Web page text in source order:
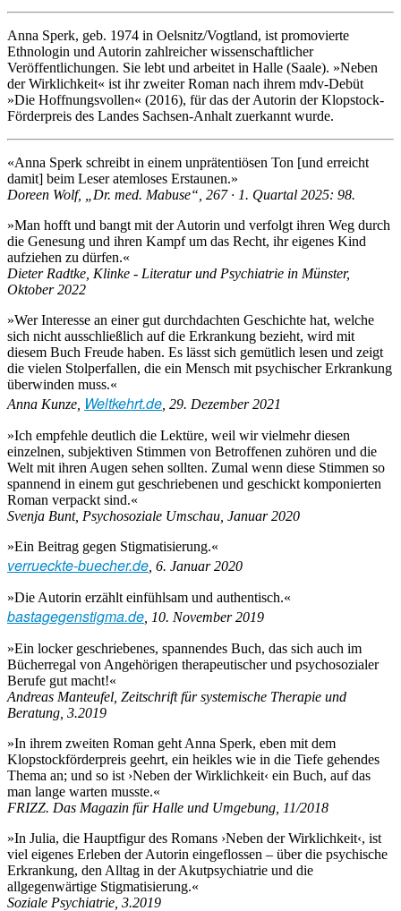
Anna Sperk, geb. 1974 in Oelsnitz/Vogtland, ist promovierte
Ethnologin und Autorin zahlreicher wissenschaftlicher
Veröffentlichungen. Sie lebt und arbeitet in Halle (Saale). »Neben
der Wirklichkeit« ist ihr zweiter Roman nach ihrem mdv-Debüt
»Die Hoffnungsvollen« (2016), für das der Autorin der Klopstock-
Förderpreis des Landes Sachsen-Anhalt zuerkannt wurde.
«Anna Sperk schreibt in einem unprätentiösen Ton [und erreicht
damit] beim Leser atemloses Erstaunen.»
Doreen Wolf, „Dr. med. Mabuse“, 267 · 1. Quartal 2025: 98.
»Man hofft und bangt mit der Autorin und verfolgt ihren Weg durch
die Genesung und ihren Kampf um das Recht, ihr eigenes Kind
aufziehen zu dürfen.«
Dieter Radtke, Klinke - Literatur und Psychiatrie in Münster,
Oktober 2022
»Wer Interesse an einer gut durchdachten Geschichte hat, welche
sich nicht ausschließlich auf die Erkrankung bezieht, wird mit
diesem Buch Freude haben. Es lässt sich gemütlich lesen und zeigt
die vielen Stolperfallen, die ein Mensch mit psychischer Erkrankung
überwinden muss.«
Anna Kunze, Weltkehrt.de , 29. Dezember 2021
»Ich empfehle deutlich die Lektüre, weil wir vielmehr diesen
einzelnen, subjektiven Stimmen von Betroffenen zuhören und die
Welt mit ihren Augen sehen sollten. Zumal wenn diese Stimmen so
spannend in einem gut geschriebenen und geschickt komponierten
Roman verpackt sind.«
Svenja Bunt, Psychosoziale Umschau, Januar 2020
»Ein Beitrag gegen Stigmatisierung.«
verrueckte-buecher.de , 6. Januar 2020
»Die Autorin erzählt einfühlsam und authentisch.«
bastagegenstigma.de , 10. November 2019
»Ein locker geschriebenes, spannendes Buch, das sich auch im
Bücherregal von Angehörigen therapeutischer und psychosozialer
Berufe gut macht!«
Andreas Manteufel, Zeitschrift für systemische Therapie und
Beratung, 3.2019
»In ihrem zweiten Roman geht Anna Sperk, eben mit dem
Klopstockförderpreis geehrt, ein heikles wie in die Tiefe gehendes
Thema an; und so ist ›Neben der Wirklichkeit‹ ein Buch, auf das
man lange warten musste.«
FRIZZ. Das Magazin für Halle und Umgebung , 11/2018
»In Julia, die Hauptfigur des Romans ›Neben der Wirklichkeit‹, ist
viel eigenes Erleben der Autorin eingeflossen – über die psychische
Erkrankung, den Alltag in der Akutpsychiatrie und die
allgegenwärtige Stigmatisierung.«
Soziale Psychiatrie, 3.2019